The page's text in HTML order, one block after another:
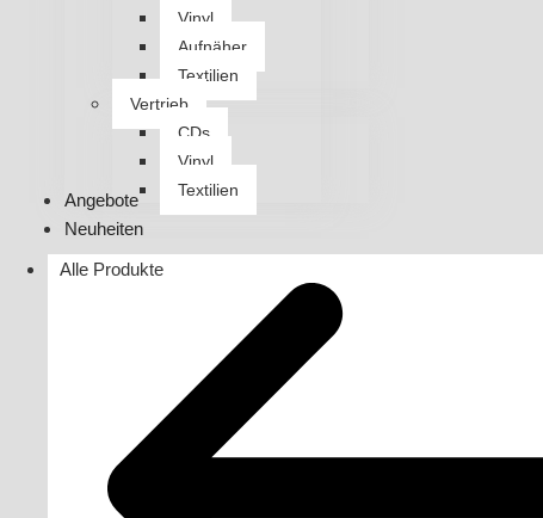
Vinyl
Aufnäher
Textilien
Vertrieb
CDs
Vinyl
Textilien
Angebote
Neuheiten
Alle Produkte